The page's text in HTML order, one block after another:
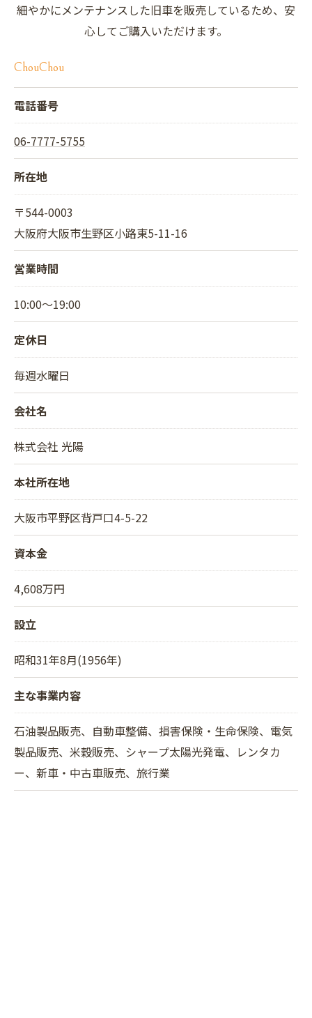
細やかにメンテナンスした旧車を販売しているため、安
心してご購入いただけます。
ChouChou
電話番号
06-7777-5755
所在地
〒544-0003
大阪府大阪市生野区小路東5-11-16
営業時間
10:00～19:00
定休日
毎週水曜日
会社名
株式会社 光陽
本社所在地
大阪市平野区背戸口4-5-22
資本金
4,608万円
設立
昭和31年8月(1956年)
主な事業内容
石油製品販売、自動車整備、損害保険・生命保険、電気
製品販売、米穀販売、シャープ太陽光発電、レンタカ
ー、新車・中古車販売、旅行業